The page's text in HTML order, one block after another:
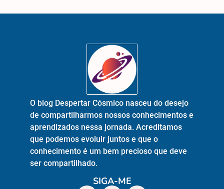
O blog Despertar Cósmico nasceu do desejo
de compartilharmos nossos conhecimentos e
aprendizados nessa jornada. Acreditamos
que podemos evoluir juntos e que o
conhecimento é um bem precioso que deve
ser compartilhado.
SIGA-ME